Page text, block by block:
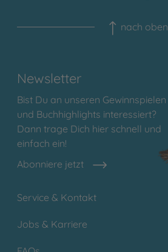
nach oben
Newsletter
Bist Du an unseren Gewinnspielen
und Buchhighlights interessiert?
Dann trage Dich hier schnell und
einfach ein!
Abonniere jetzt
Service & Kontakt
Jobs & Karriere